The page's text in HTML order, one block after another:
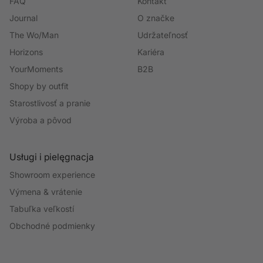
Journal
The Wo/Man
Horizons
YourMoments
Shopy by outfit
Starostlivosť a pranie
Výroba a pôvod
O značke
Udržateľnosť
Kariéra
B2B
Usługi i pielęgnacja
Showroom experience
Výmena & vrátenie
Tabuľka veľkostí
Obchodné podmienky